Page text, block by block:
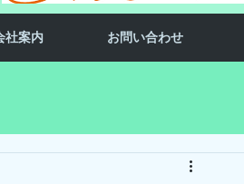
社案内 お問い合わせ